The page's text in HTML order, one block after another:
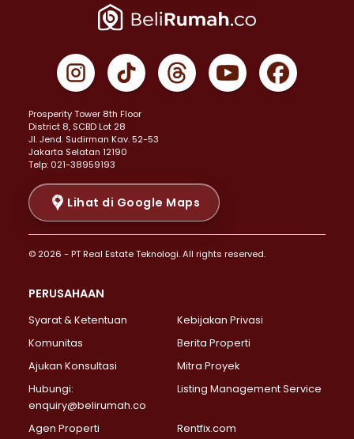
Properti Dijual di Jakarta Pusat >
Properti Dijual di Gambir >
Properti Dijual di Johar Baru >
Properti Dijual di Menteng >
Properti Dijual di Senen >
Properti Dijual di Tanah Abang >
Properti Dijual di Cikini >
Properti Dijual di Kramat >
Properti Dijual di Pasar Baru >
Properti Dijual di Bendungan Hilir >
Properti Dijual di Jakarta Selatan >
Properti Dijual di Lebak Bulus >
Properti Dijual di Gandaria Selatan >
Properti Dijual di Pondok Labu >
Properti Dijual di Lenteng Agung >
Properti Dijual di Senayan >
Properti Dijual di Pondok Pinang >
Prosperity Tower 8th Floor
District 8, SCBD Lot 28
JI. Jend. Sudirman Kav. 52-53
Jakarta Selatan 12190
Telp: 021-38959193
Lihat di Google Maps
© 2026 - PT Real Estate Teknologi. All rights reserved.
PERUSAHAAN
Syarat & Ketentuan
Kebijakan Privasi
Komunitas
Berita Properti
Ajukan Konsultasi
Mitra Proyek
Hubungi:
enquiry@belirumah.co
Listing Management Service
Agen Properti Rentfix.com